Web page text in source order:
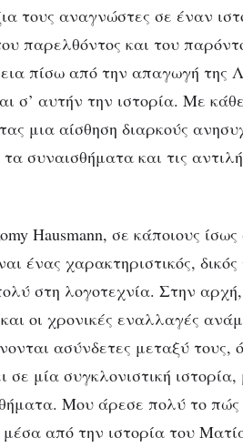
τους αναγνώστες σε έναν
παρελθόντος και του
πίσω από την απαγωγή της
σ’ αυτήν την ιστορία. Με
μια αίσθηση διαρκούς
συναισθήματα και τις
Hausmann, σε κάποιους ίσως
ένας χαρακτηριστικός,
στη λογοτεχνία. Στην
οι χρονικές εναλλαγές
ασύνδετες μεταξύ τους,
σε μία συγκλονιστική
Μου άρεσε πολύ το πώς
από την ιστορία του